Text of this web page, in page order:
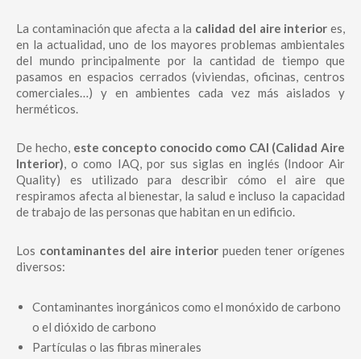
La contaminación que afecta a la calidad del aire interior es,
en la actualidad, uno de los mayores problemas ambientales
del mundo principalmente por la cantidad de tiempo que
pasamos en espacios cerrados (viviendas, oficinas, centros
comerciales…) y en ambientes cada vez más aislados y
herméticos.
De hecho, este concepto conocido como CAI (Calidad Aire
Interior), o como IAQ, por sus siglas en inglés (Indoor Air
Quality) es utilizado para describir cómo el aire que
respiramos afecta al bienestar, la salud e incluso la capacidad
de trabajo de las personas que habitan en un edificio.
Los contaminantes del aire interior pueden tener orígenes
diversos:
Contaminantes inorgánicos como el monóxido de carbono
o el dióxido de carbono
Partículas o las fibras minerales